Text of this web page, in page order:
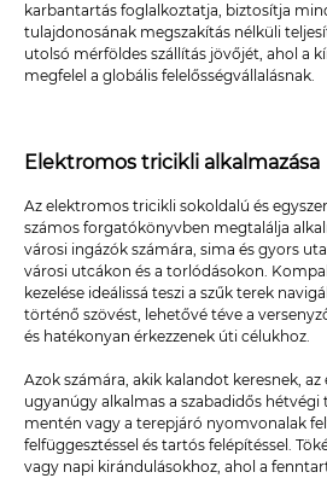
karbantartás foglalkoztatja, biztosítja
tulajdonosának megszakítás nélküli
utolsó mérföldes szállítás jövőjét, ahol a
megfelel a globális felelősségvállalásnak.
Elektromos tricikli alkalmazása
Az elektromos tricikli sokoldalú és
számos forgatókönyvben megtalálja
városi ingázók számára, sima és gyors
városi utcákon és a torlódásokon.
kezelése ideálissá teszi a szűk terek
történő szövést, lehetővé téve a
és hatékonyan érkezzenek úti célukhoz.
Azok számára, akik kalandot keresnek,
ugyanúgy alkalmas a szabadidős
mentén vagy a terepjáró nyomvonalak
felfüggesztéssel és tartós felépítéssel.
vagy napi kirándulásokhoz, ahol a